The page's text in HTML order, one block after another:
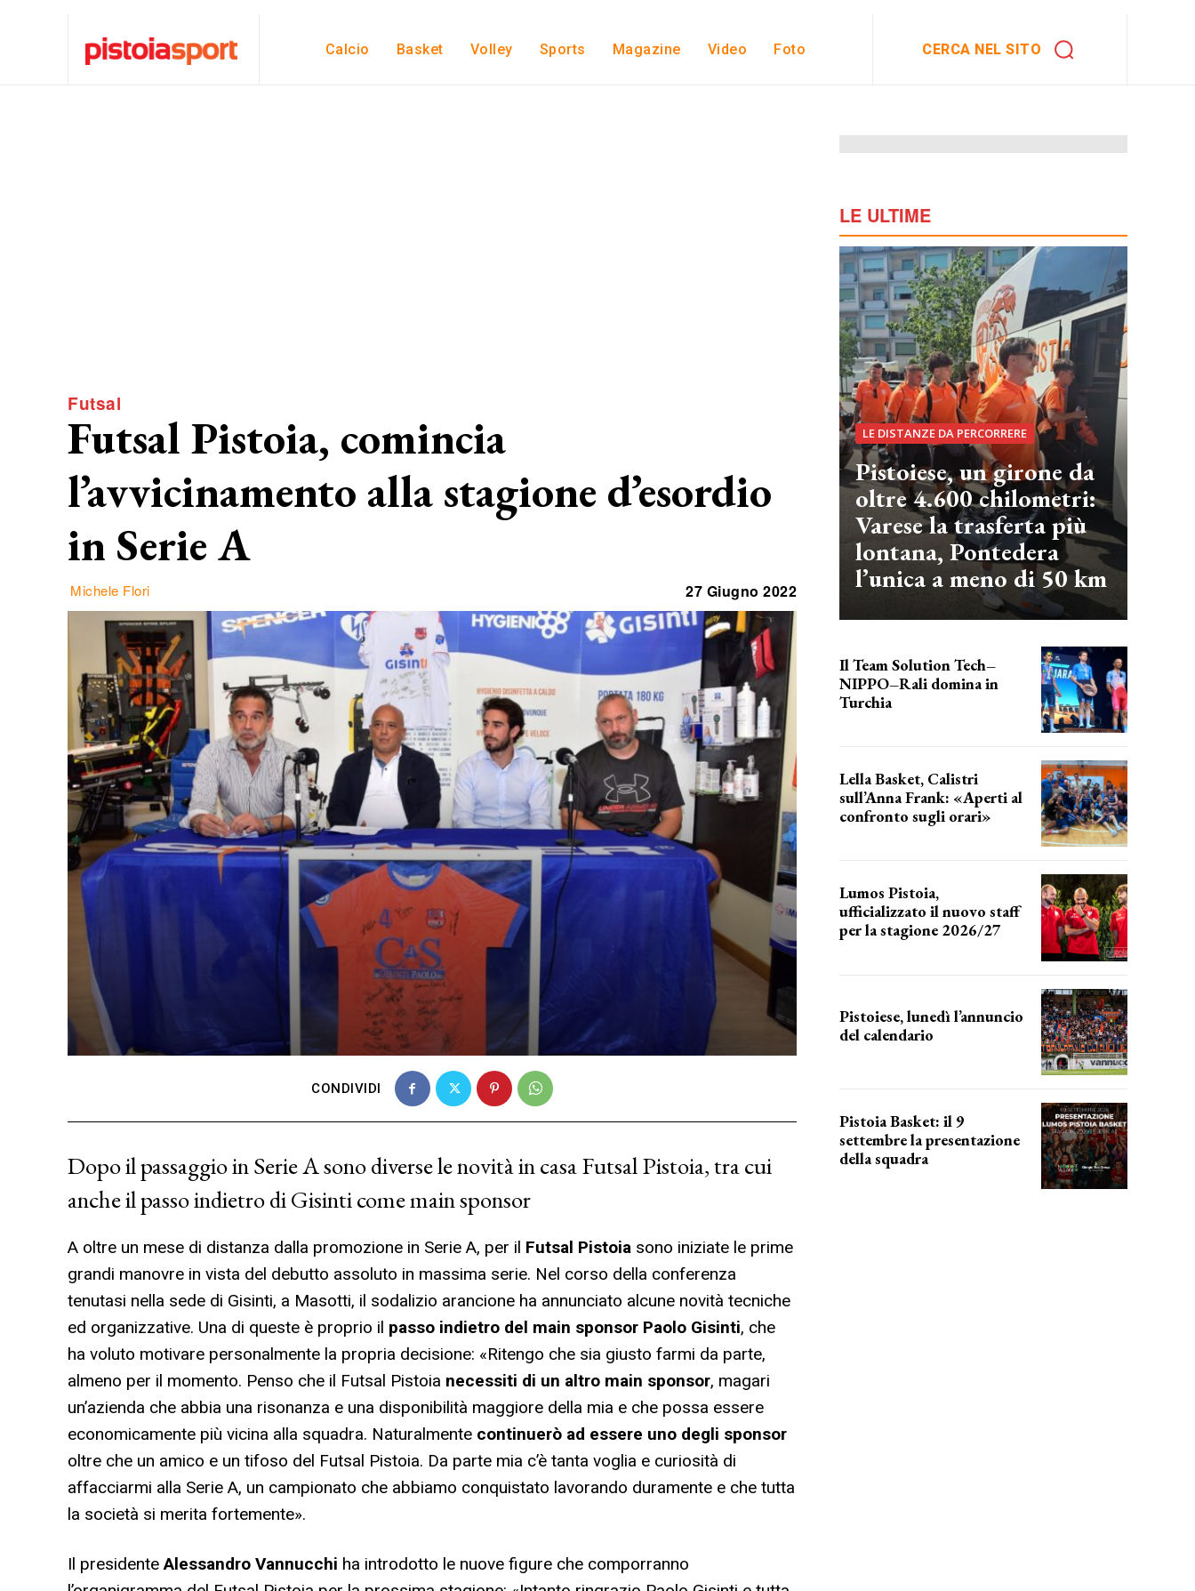
Calcio Basket Volley Sports Magazine Video Foto CERCA NEL SITO
Futsal
Futsal Pistoia, comincia
l’avvicinamento alla stagione d’esordio
in Serie A
Michele Flori 27 Giugno 2022
CONDIVIDI
Dopo il passaggio in Serie A sono diverse le novità in casa Futsal Pistoia, tra cui
anche il passo indietro di Gisinti come main sponsor
A oltre un mese di distanza dalla promozione in Serie A, per il Futsal Pistoia sono iniziate le prime
grandi manovre in vista del debutto assoluto in massima serie. Nel corso della conferenza
tenutasi nella sede di Gisinti, a Masotti, il sodalizio arancione ha annunciato alcune novità tecniche
ed organizzative. Una di queste è proprio il passo indietro del main sponsor Paolo Gisinti, che
ha voluto motivare personalmente la propria decisione: «Ritengo che sia giusto farmi da parte,
almeno per il momento. Penso che il Futsal Pistoia necessiti di un altro main sponsor, magari
un’azienda che abbia una risonanza e una disponibilità maggiore della mia e che possa essere
economicamente più vicina alla squadra. Naturalmente continuerò ad essere uno degli sponsor
oltre che un amico e un tifoso del Futsal Pistoia. Da parte mia c’è tanta voglia e curiosità di
affacciarmi alla Serie A, un campionato che abbiamo conquistato lavorando duramente e che tutta
la società si merita fortemente».
Il presidenteAlessandro Vannucchi ha introdotto le nuove figure che comporranno
LE ULTIME
LE DISTANZE DA PERCORRERE
Pistoiese, un girone da
oltre 4.600 chilometri:
Varese la trasferta più
lontana, Pontedera
l’unica a meno di 50 km
Il Team Solution Tech–
NIPPO–Rali domina in
Turchia
Lella Basket, Calistri
sull’Anna Frank: «Aperti al
confronto sugli orari»
Lumos Pistoia,
ufficializzato il nuovo staff
per la stagione 2026/27
Pistoiese, lunedì l’annuncio
del calendario
Pistoia Basket: il 9
settembre la presentazione
della squadra